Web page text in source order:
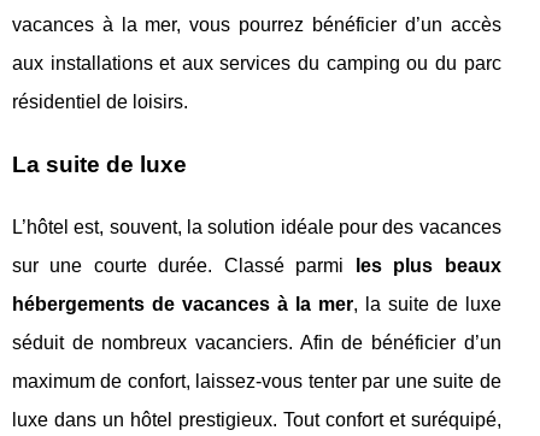
vacances à la mer, vous pourrez bénéficier d’un accès
aux installations et aux services du camping ou du parc
résidentiel de loisirs.
La suite de luxe
L’hôtel est, souvent, la solution idéale pour des vacances
sur une courte durée. Classé parmi
les plus beaux
hébergements de vacances à la mer, la suite de luxe
séduit de nombreux vacanciers. Afin de bénéficier d’un
maximum de confort, laissez-vous tenter par une suite de
luxe dans un hôtel prestigieux. Tout confort et suréquipé,